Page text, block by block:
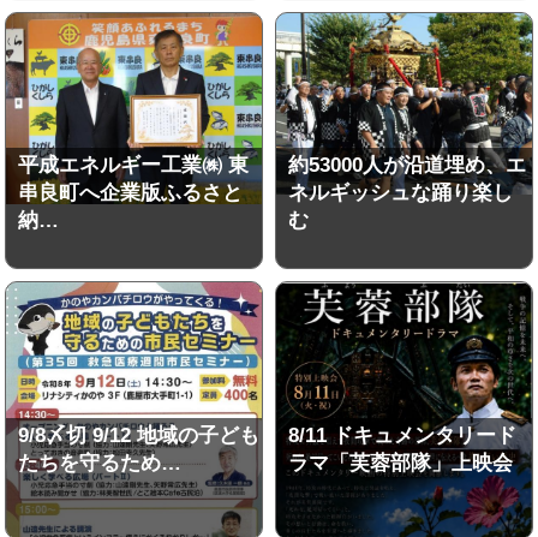
平成エネルギー工業㈱ 東
串良町へ企業版ふるさと
納…
約53000人が沿道埋め、エ
ネルギッシュな踊り楽し
む
9/8〆切 9/12 地域の子ども
たちを守るため…
8/11 ドキュメンタリード
ラマ「芙蓉部隊」上映会